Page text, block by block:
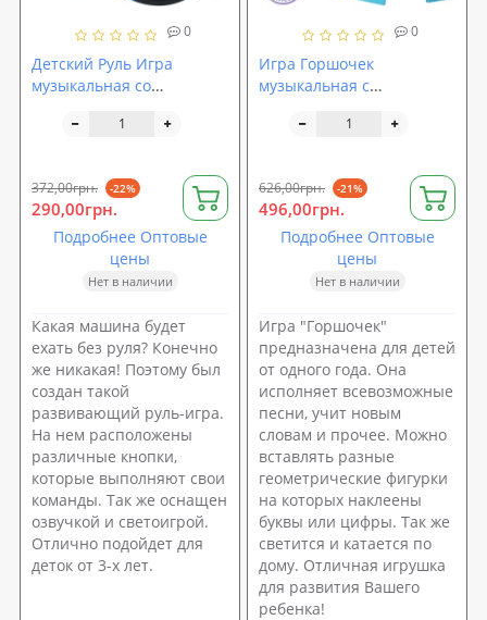
0
Детский Руль Игра
музыкальная со
372,00грн. -22%
290,00грн.
Подробнее Оптовые
цены
Нет в наличии
Какая машина будет
ехать без руля? Конечно
же никакая! Поэтому был
создан такой
развивающий руль-игра.
На нем расположены
различные кнопки,
которые выполняют свои
команды. Так же оснащен
озвучкой и светоигрой.
Отлично подойдет для
деток от 3-х лет.
0
Игра Горшочек
музыкальная с
Limo Toy (0915 UA)
626,00грн. -21%
496,00грн.
Подробнее Оптовые
цены
Нет в наличии
Игра "Горшочек"
предназначена для детей
от одного года. Она
исполняет всевозможные
песни, учит новым
словам и прочее. Можно
вставлять разные
геометрические фигурки
на которых наклеены
буквы или цифры. Так же
светится и катается по
дому. Отличная игрушка
для развития Вашего
ребенка!